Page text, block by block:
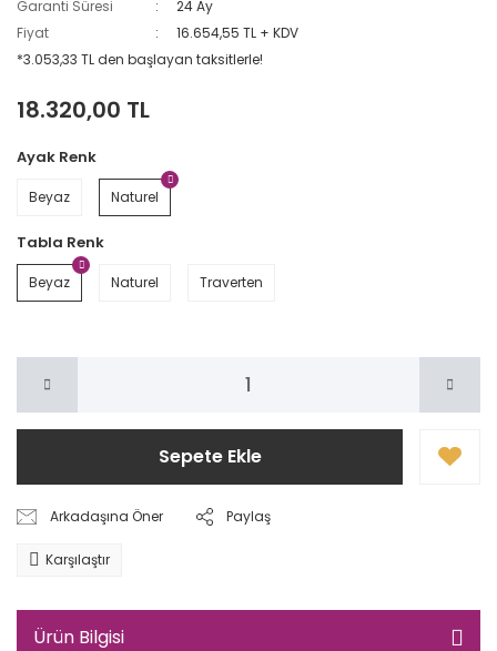
Garanti Süresi
24 Ay
Fiyat
16.654,55 TL + KDV
*3.053,33 TL den başlayan taksitlerle!
18.320,00 TL
Ayak Renk
Beyaz Naturel
Tabla Renk
Beyaz Naturel Traverten
Sepete Ekle
Arkadaşına Öner Paylaş
Karşılaştır
Ürün Bilgisi